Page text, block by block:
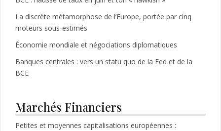
La discrète métamorphose de l’Europe, portée par cinq
moteurs sous-estimés
Économie mondiale et négociations diplomatiques
Banques centrales : vers un statu quo de la Fed et de la
BCE
Marchés Financiers
Petites et moyennes capitalisations européennes :